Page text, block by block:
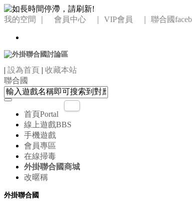
我的空間 ｜ 會員中心 ｜ VIP會員 ｜ 聯合國
| 設為首頁 | 收藏本站
聯合國
首頁Portal
線上遊戲BBS
手機遊戲
會員專區
在線掃毒
外掛聯合國商城
改暱稱
外掛聯合國